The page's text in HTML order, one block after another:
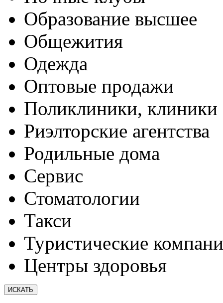
Образование высшее
Общежития
Одежда
Оптовые продажи
Поликлиники, клиники
Риэлторские агентства
Родильные дома
Сервис
Стоматологии
Такси
Туристические
Центры здоровья